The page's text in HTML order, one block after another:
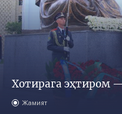
Хотирага эҳтиром
Жамият